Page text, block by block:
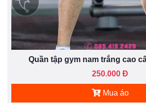
Quần tập gym nam trắng cao
250.000 Đ
Mua áo